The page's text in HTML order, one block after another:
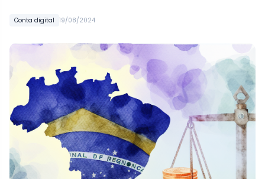
Conta digital 19/08/2024